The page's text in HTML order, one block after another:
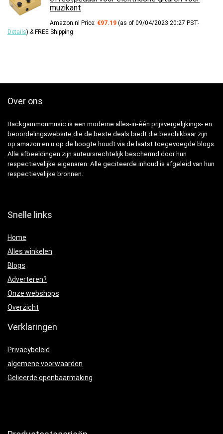
muzikant
Amazon.nl Price: €97.19 (as of 09/04/2023 20:27 PST-
Details) & FREE Shipping.
Over ons
Backgammonmusic is een moderne alles-in-één prijsvergelijkings- en
beoordelingswebsite die de beste deals biedt die beschikbaar zijn
op amazon en u op de hoogte houdt via de laatst toegevoegde blogs.
Alle afbeeldingen zijn auteursrechtelijk beschermd door hun
respectievelijke eigenaren. Alle geciteerde inhoud is afgeleid van hun
respectievelijke bronnen.
Snelle links
Home
Alles winkelen
Blogs
Adverteren?
Onze webshops
Overzicht
Verklaringen
Privacybeleid
algemene voorwaarden
Gelieerde openbaarmaking